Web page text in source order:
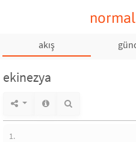
akış
ekinezya
1.